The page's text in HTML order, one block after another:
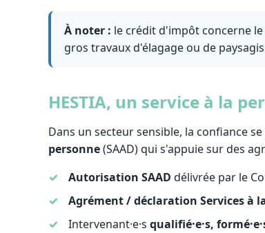
À noter : le crédit d'impôt concerne le
gros travaux d'élagage ou de
HESTIA, un service à la
Dans un secteur sensible, la confiance
personne(SAAD) qui s'appuie sur des
Autorisation SAAD délivrée par le
Agrément / déclaration Services à
Intervenant·e·s qualifié·e·s,